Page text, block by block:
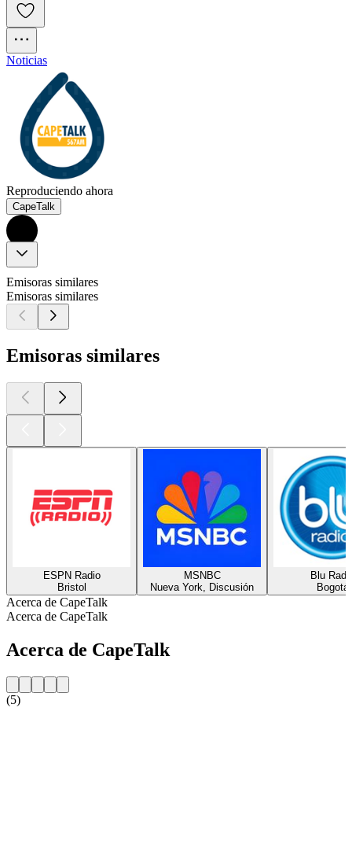
Noticias
Reproduciendo ahora
CapeTalk
Emisoras similares
Emisoras similares
Emisoras similares
ESPN Radio
Bristol
MSNBC
Nueva York, Discusión
Blu
Bogotá
Acerca de CapeTalk
Acerca de CapeTalk
Acerca de CapeTalk
(5)